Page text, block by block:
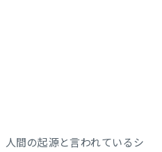
間の起源と言われているシ